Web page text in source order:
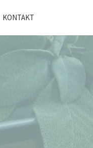
KONTAKT